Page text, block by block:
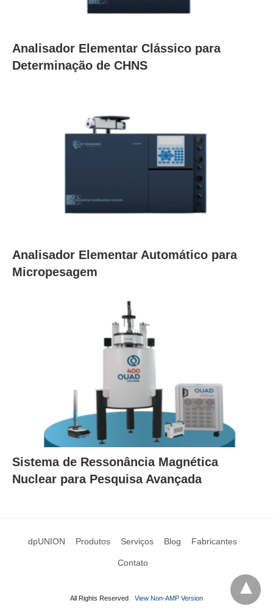
Analisador Elementar Clássico para
Determinação de CHNS
Analisador Elementar Automático para
Micropesagem
Sistema de Ressonância Magnética
Nuclear para Pesquisa Avançada
dpUNION Produtos Serviços Blog Fabricantes
Contato
All Rights Reserved View Non-AMP Version